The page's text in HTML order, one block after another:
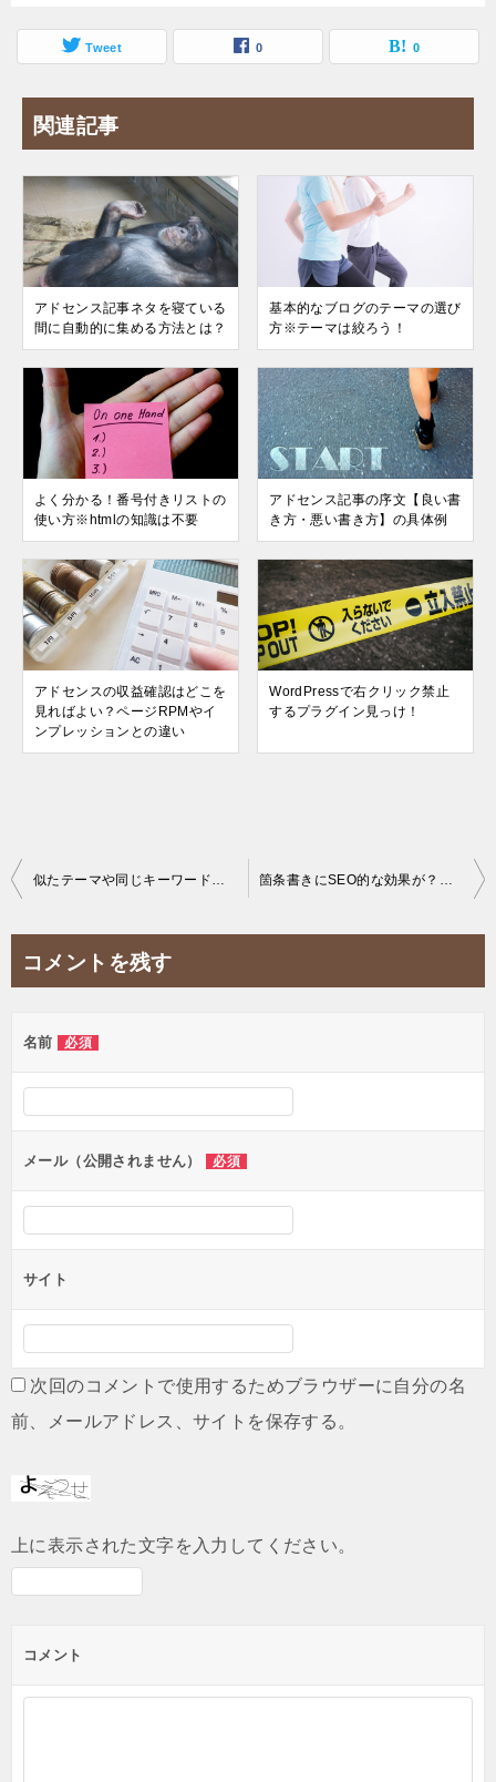
Tweet 0 0
関連記事
アドセンス記事ネタを寝ている
間に自動的に集める方法とは？
基本的なブログのテーマの選び
方※テーマは絞ろう！
よく分かる！番号付きリストの
使い方※htmlの知識は不要
アドセンス記事の序文【良い書
き方・悪い書き方】の具体例
アドセンスの収益確認はどこを
見ればよい？ページRPMやイ
ンプレッションとの違い
WordPressで右クリック禁止
するプラグイン見っけ！
投
ビ
ー
シ
ン
似たテーマや同じキーワードで書かれた記事を探す方法（オールインタイトルで検索） 箇条書きにSEO的な効果が？リストタグで正しい記述をしよう
コメントを残す
名前 必須
メール（公開されません） 必須
サイト
次回のコメントで使用するためブラウザーに自分の名
前、メールアドレス、サイトを保存する。
上に表示された文字を入力してください。
コメント